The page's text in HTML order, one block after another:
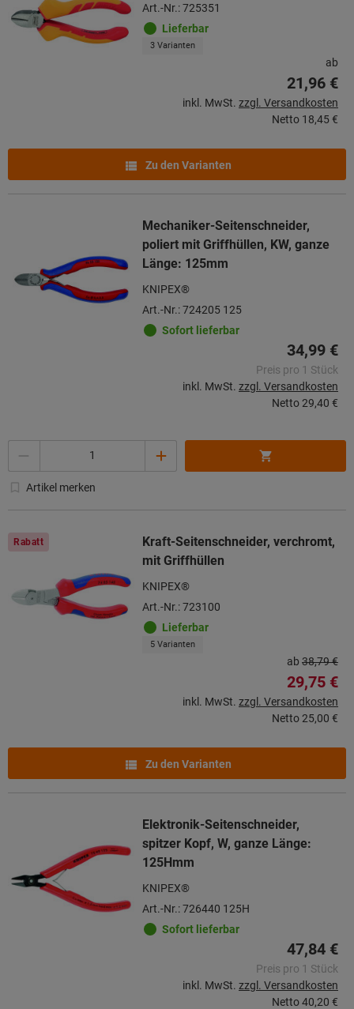
Art.-Nr.: 725351
Lieferbar
3 Varianten
ab
21,96 €
inkl. MwSt. zzgl. Versandkosten
Netto 18,45 €
Zu den Varianten
Mechaniker-Seitenschneider,
poliert mit Griffhüllen, KW, ganze
Länge: 125mm
KNIPEX®
Art.-Nr.: 724205 125
Sofort lieferbar
34,99 €
Preis pro 1 Stück
inkl. MwSt. zzgl. Versandkosten
Netto29,40 €
Artikel merken
Rabatt
Kraft-Seitenschneider, verchromt,
mit Griffhüllen
KNIPEX®
Art.-Nr.: 723100
Lieferbar
5 Varianten
ab 38,79 €
29,75 €
inkl. MwSt. zzgl. Versandkosten
Netto25,00 €
Zu den Varianten
Elektronik-Seitenschneider,
spitzer Kopf, W, ganze Länge:
125Hmm
KNIPEX®
Art.-Nr.: 726440 125H
Sofort lieferbar
47,84 €
Preis pro 1 Stück
inkl. MwSt. zzgl. Versandkosten
Netto40,20 €